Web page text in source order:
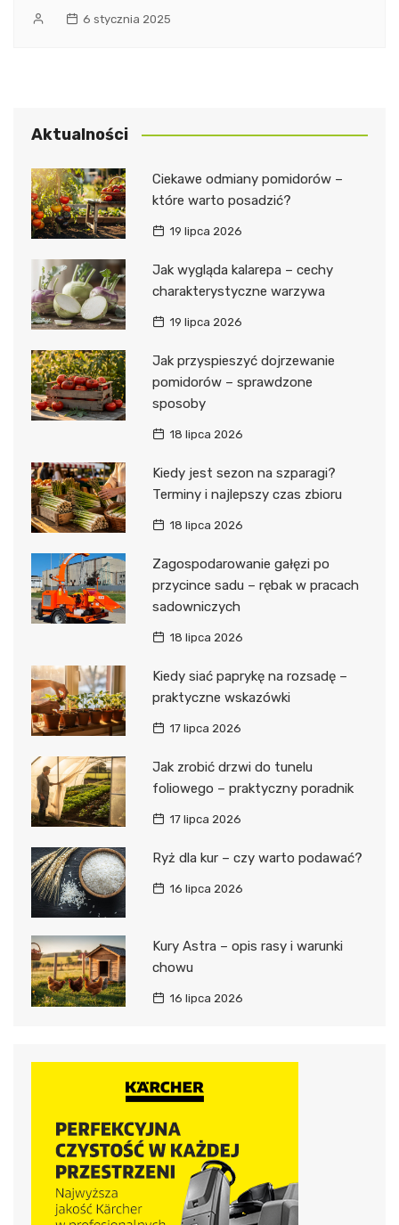
6 stycznia 2025
Aktualności
Ciekawe odmiany pomidorów –
które warto posadzić?
19 lipca 2026
Jak wygląda kalarepa – cechy
charakterystyczne warzywa
19 lipca 2026
Jak przyspieszyć dojrzewanie
pomidorów – sprawdzone
sposoby
18 lipca 2026
Kiedy jest sezon na szparagi?
Terminy i najlepszy czas zbioru
18 lipca 2026
Zagospodarowanie gałęzi po
przycince sadu – rębak w pracach
sadowniczych
18 lipca 2026
Kiedy siać paprykę na rozsadę –
praktyczne wskazówki
17 lipca 2026
Jak zrobić drzwi do tunelu
foliowego – praktyczny poradnik
17 lipca 2026
Ryż dla kur – czy warto podawać?
16 lipca 2026
Kury Astra – opis rasy i warunki
chowu
16 lipca 2026